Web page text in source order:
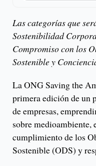
Las categorías que
Sostenibilidad
Compromiso con los
Sostenible y
La ONG Saving the
primera edición de un
de empresas,
sobre
cumplimiento de los
Sostenible (ODS) y